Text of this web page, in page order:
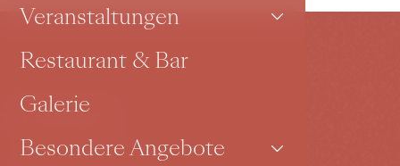
Veranstaltungen
Restaurant & Bar
Galerie
Besondere Angebote
Kontakt